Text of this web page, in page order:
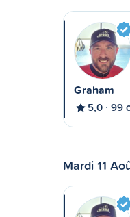
Graham
5,0 99
Mardi 11